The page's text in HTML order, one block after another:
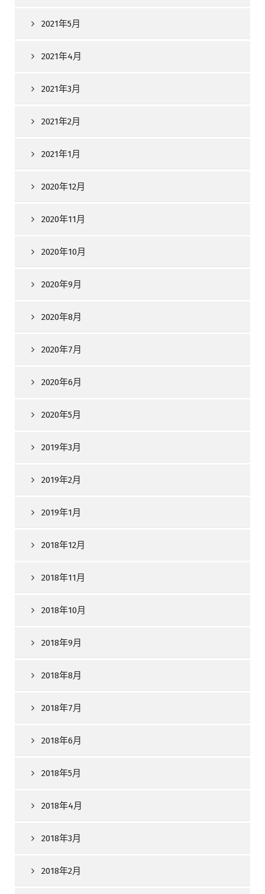
2021年5月
2021年4月
2021年3月
2021年2月
2021年1月
2020年12月
2020年11月
2020年10月
2020年9月
2020年8月
2020年7月
2020年6月
2020年5月
2019年3月
2019年2月
2019年1月
2018年12月
2018年11月
2018年10月
2018年9月
2018年8月
2018年7月
2018年6月
2018年5月
2018年4月
2018年3月
2018年2月